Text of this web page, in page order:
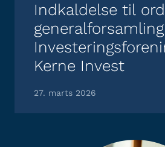
Indkaldelse til
Kerne Invest
27. marts 2026